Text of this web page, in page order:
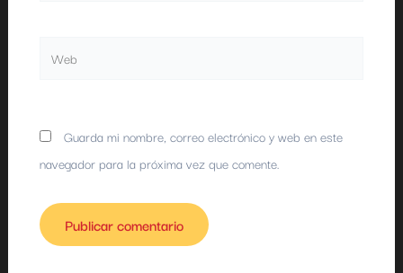
Guarda mi nombre, correo electrónico y web en este
navegador para la próxima vez que comente.